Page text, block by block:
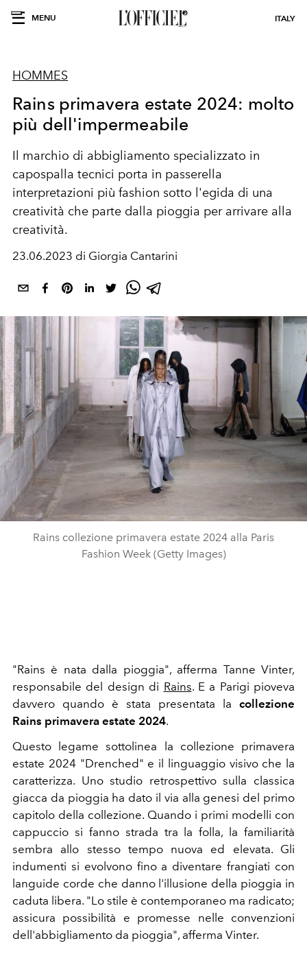
MENU ITALY
HOMMES
Rains primavera estate 2024: molto
più dell'impermeabile
Il marchio di abbigliamento specializzato in
capospalla tecnici porta in passerella
interpretazioni più fashion sotto l'egida di una
creatività che parte dalla pioggia per arrivare alla
creatività.
23.06.2023 di Giorgia Cantarini
Rains collezione primavera estate 2024 alla Paris
Fashion Week (Getty Images)
"Rains è nata dalla pioggia", afferma Tanne Vinter,
responsabile del design di Rains. E a Parigi pioveva
davvero quando è stata presentata la collezione
Rains primavera estate 2024.
Questo legame sottolinea la collezione primavera
estate 2024 "Drenched" e il linguaggio visivo che la
caratterizza. Uno studio retrospettivo sulla classica
giacca da pioggia ha dato il via alla genesi del primo
capitolo della collezione. Quando i primi modelli con
cappuccio si fanno strada tra la folla, la familiarità
sembra allo stesso tempo nuova ed elevata. Gli
indumenti si evolvono fino a diventare frangiati con
languide corde che danno l'illusione della pioggia in
caduta libera. "Lo stile è contemporaneo ma radicato;
assicura possibilità e promesse nelle convenzioni
dell'abbigliamento da pioggia", afferma Vinter.